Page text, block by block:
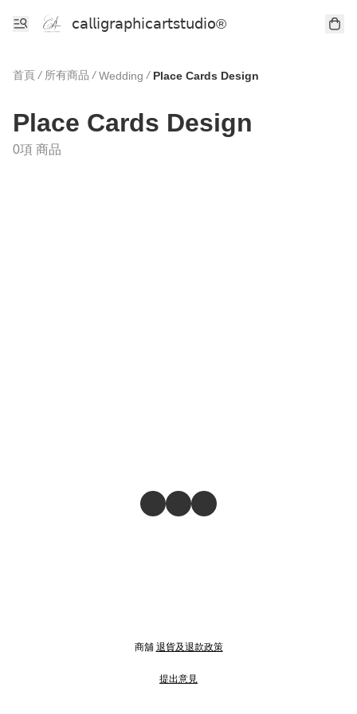
𝖼𝖺𝗅𝗅𝗂𝗀𝗋𝖺𝗉𝗁𝗂𝖼𝖺𝗋𝗍𝗌𝗍𝗎𝖽𝗂𝗈®
首頁 / 所有商品 / Wedding / Place Cards Design
Place Cards Design
0項 商品
商舖 退貨及退款政策
提出意見